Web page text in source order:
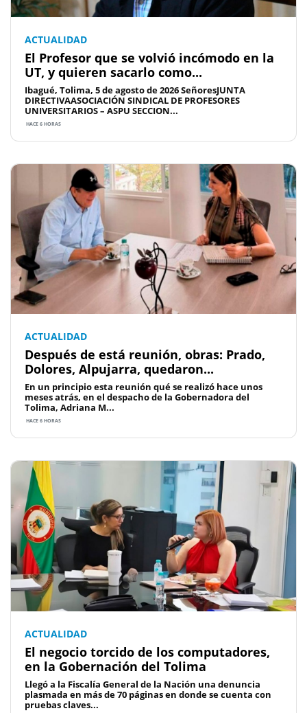
ACTUALIDAD
El Profesor que se volvió incómodo en la
UT, y quieren sacarlo como...
Ibagué, Tolima, 5 de agosto de 2026 SeñoresJUNTA
DIRECTIVAASOCIACIÓN SINDICAL DE PROFESORES
UNIVERSITARIOS – ASPU SECCION...
HACE 6 HORAS
ACTUALIDAD
Después de está reunión, obras: Prado,
Dolores, Alpujarra, quedaron...
En un principio esta reunión qué se realizó hace unos
meses atrás, en el despacho de la Gobernadora del
Tolima, Adriana M...
HACE 6 HORAS
ACTUALIDAD
El negocio torcido de los computadores,
en la Gobernación del Tolima
Llegó a la Fiscalía General de la Nación una denuncia
plasmada en más de 70 páginas en donde se cuenta con
pruebas claves...